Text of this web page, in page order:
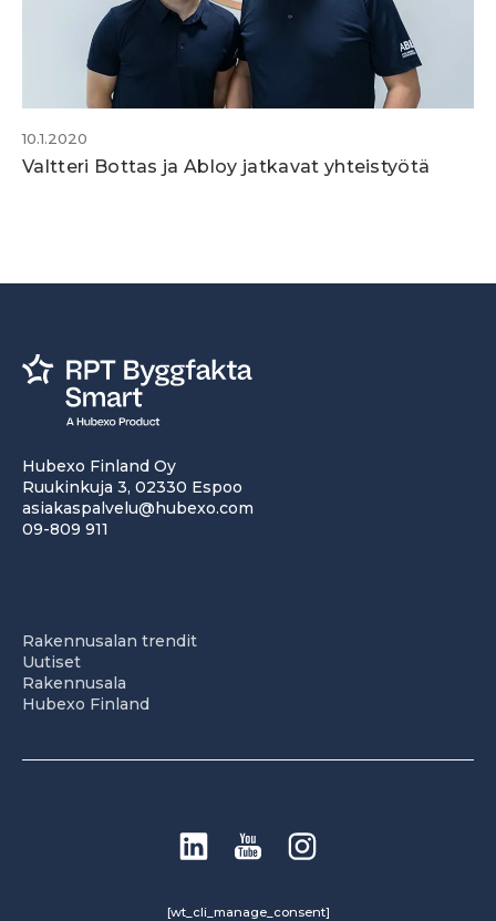
10.1.2020
Valtteri Bottas ja Abloy jatkavat yhteistyötä
Hubexo Finland Oy
Ruukinkuja 3, 02330 Espoo
asiakaspalvelu@hubexo.com
09-809 911
Rakennusalan trendit
Uutiset
Rakennusala
Hubexo Finland
[wt_cli_manage_consent]